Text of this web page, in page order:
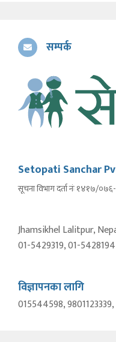
सम्पर्क
Setopati Sanchar
सूचना विभाग दर्ता नंः १४१७/
Jhamsikhel Lalitpur,
01-5429319, 01-
विज्ञापनका लागि
015544598, 9801123339,